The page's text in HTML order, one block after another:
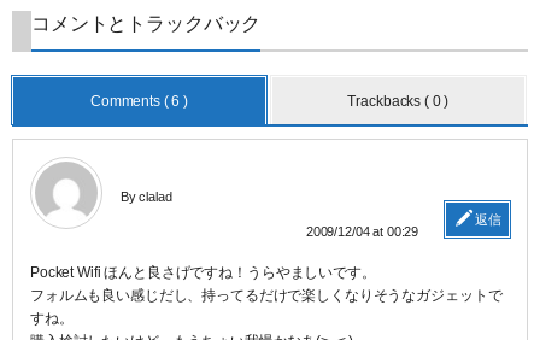
コメントとトラックバック
Comments ( 6 ) Trackbacks ( 0 )
By clalad
2009/12/04 at 00:29
返信
Pocket Wifi ほんと良さげですね！うらやましいです。
フォルムも良い感じだし、持ってるだけで楽しくなりそうなガジェットで
すね。